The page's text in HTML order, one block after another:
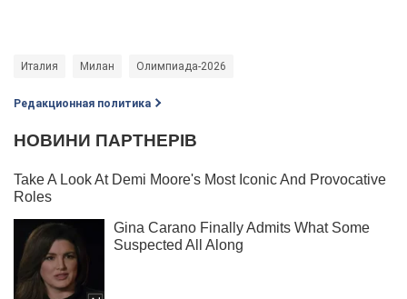
Италия Милан Олимпиада-2026
Редакционная политика